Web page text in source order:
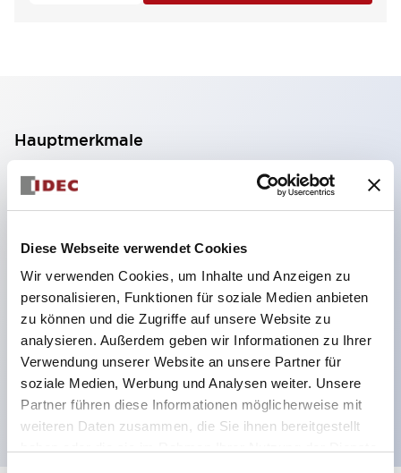
Diese Webseite verwendet Cookies
Wir verwenden Cookies, um Inhalte und Anzeigen zu
personalisieren, Funktionen für soziale Medien anbieten
zu können und die Zugriffe auf unsere Website zu
analysieren. Außerdem geben wir Informationen zu Ihrer
Verwendung unserer Website an unsere Partner für
soziale Medien, Werbung und Analysen weiter. Unsere
Partner führen diese Informationen möglicherweise mit
weiteren Daten zusammen, die Sie ihnen bereitgestellt
Hauptmerkmale
2-Kontakt-Block mit 2 Stufen, ermöglicht eine 4-
Kontakt-Konfiguration (Gewährleistung der
Isolierung zwischen den 2 Kontakten).
59,9 mm (※ 22-stufiger Kontaktblock).
Platzsparendes Design möglich.
Sicherheitsstruktur der 3. Generation: 2-Aktions-
Freisetzung, integrierter Schutz, IP20-
Fingerschutzstruktur